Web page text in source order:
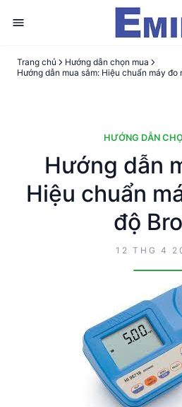
Trang chủ
Hướng dẫn chọn mua
Hướng dẫn mua sắm: Hiệu chuẩn máy đo
HƯỚNG DẪN
Hướng dẫn
Hiệu chuẩn
độ
12 THG 4